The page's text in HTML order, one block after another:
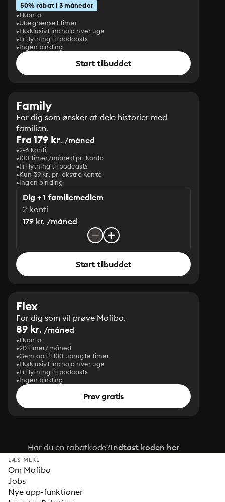
50% rabat i 3 måneder
1 konto
Ubegrænset timer
Eksklusivt indhold hver uge
Fri lytning til podcasts
Ingen binding
Start tilbuddet
Family
For dig som ønsker at dele historier med
familien.
Fra 179 kr./måned
2-6 konti
100 timer/måned pr. konto
Fri lytning til podcasts
Kun 39 kr. pr. ekstra konto
Ingen binding
Dig + 1 familiemedlem
2 konti
179 kr. /måned
Start tilbuddet
Flex
For dig som vil prøve Mofibo.
89 kr. /måned
1 konto
20 timer/måned
Gem op til 100 ubrugte timer
Eksklusivt indhold hver uge
Fri lytning til podcasts
Ingen binding
Prøv gratis
Har du en rabatkode?Indtast koden her
LÆS MERE
Om Mofibo
Jobs
Nye app-funktioner